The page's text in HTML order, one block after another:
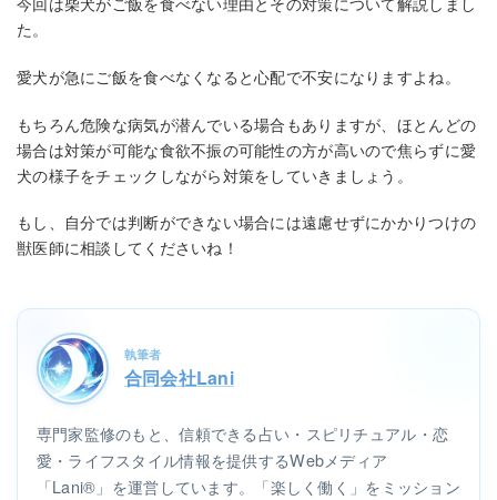
今回は柴犬がご飯を食べない理由とその対策について解説しまし
た。
愛犬が急にご飯を食べなくなると心配で不安になりますよね。
もちろん危険な病気が潜んでいる場合もありますが、ほとんどの
場合は対策が可能な食欲不振の可能性の方が高いので焦らずに愛
犬の様子をチェックしながら対策をしていきましょう。
もし、自分では判断ができない場合には遠慮せずにかかりつけの
獣医師に相談してくださいね！
執筆者
合同会社Lani
専門家監修のもと、信頼できる占い・スピリチュアル・恋
愛・ライフスタイル情報を提供するWebメディア
「Lani®」を運営しています。「楽しく働く」をミッション